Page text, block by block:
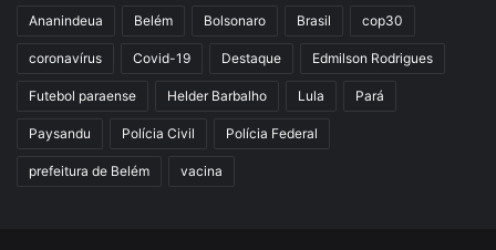
Ananindeua Belém Bolsonaro Brasil cop30
coronavírus Covid-19 Destaque Edmilson Rodrigues
Futebol paraense Helder Barbalho Lula Pará
Paysandu Polícia Civil Polícia Federal
prefeitura de Belém vacina